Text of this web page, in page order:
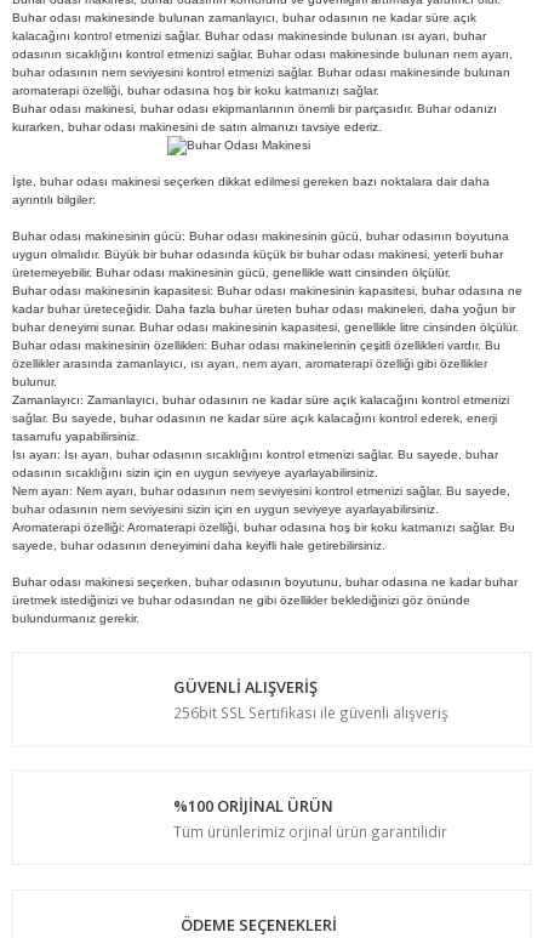
Buhar odası makinesinde bulunan zamanlayıcı, buhar odasının ne kadar süre açık
kalacağını kontrol etmenizi sağlar. Buhar odası makinesinde bulunan ısı ayarı, buhar
odasının sıcaklığını kontrol etmenizi sağlar. Buhar odası makinesinde bulunan nem ayarı,
buhar odasının nem seviyesini kontrol etmenizi sağlar. Buhar odası makinesinde bulunan
aromaterapi özelliği, buhar odasına hoş bir koku katmanızı sağlar.
Buhar odası makinesi, buhar odası ekipmanlarının önemli bir parçasıdır. Buhar odanızı
kurarken, buhar odası makinesini de satın almanızı tavsiye ederiz.
İşte, buhar odası makinesi seçerken dikkat edilmesi gereken bazı noktalara dair daha
ayrıntılı bilgiler:
Buhar odası makinesinin gücü: Buhar odası makinesinin gücü, buhar odasının boyutuna
uygun olmalıdır. Büyük bir buhar odasında küçük bir buhar odası makinesi, yeterli buhar
üretemeyebilir. Buhar odası makinesinin gücü, genellikle watt cinsinden ölçülür.
Buhar odası makinesinin kapasitesi: Buhar odası makinesinin kapasitesi, buhar odasına ne
kadar buhar üreteceğidir. Daha fazla buhar üreten buhar odası makineleri, daha yoğun bir
buhar deneyimi sunar. Buhar odası makinesinin kapasitesi, genellikle litre cinsinden ölçülür.
Buhar odası makinesinin özellikleri: Buhar odası makinelerinin çeşitli özellikleri vardır. Bu
özellikler arasında zamanlayıcı, ısı ayarı, nem ayarı, aromaterapi özelliği gibi özellikler
bulunur.
Zamanlayıcı: Zamanlayıcı, buhar odasının ne kadar süre açık kalacağını kontrol etmenizi
sağlar. Bu sayede, buhar odasının ne kadar süre açık kalacağını kontrol ederek, enerji
tasarrufu yapabilirsiniz.
Isı ayarı: Isı ayarı, buhar odasının sıcaklığını kontrol etmenizi sağlar. Bu sayede, buhar
odasının sıcaklığını sizin için en uygun seviyeye ayarlayabilirsiniz.
Nem ayarı: Nem ayarı, buhar odasının nem seviyesini kontrol etmenizi sağlar. Bu sayede,
buhar odasının nem seviyesini sizin için en uygun seviyeye ayarlayabilirsiniz.
Aromaterapi özelliği: Aromaterapi özelliği, buhar odasına hoş bir koku katmanızı sağlar. Bu
sayede, buhar odasının deneyimini daha keyifli hale getirebilirsiniz.
Buhar odası makinesi seçerken, buhar odasının boyutunu, buhar odasına ne kadar buhar
üretmek istediğinizi ve buhar odasından ne gibi özellikler beklediğinizi göz önünde
bulundurmanız gerekir.
GÜVENLİ ALIŞVERİŞ
256bit SSL Sertifikası ile güvenli alışveriş
%100 ORİJİNAL ÜRÜN
Tüm ürünlerimiz orjinal ürün garantilidir
ÖDEME SEÇENEKLERİ